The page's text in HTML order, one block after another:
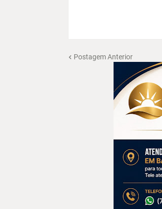
Postagem Anterior